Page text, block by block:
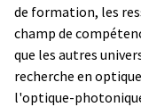
de formation, les
champ de
que les autres
recherche en
l'optique-